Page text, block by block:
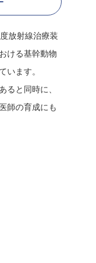
放射線治療装
ける基幹動物
います。
ると同時に、
師の育成にも